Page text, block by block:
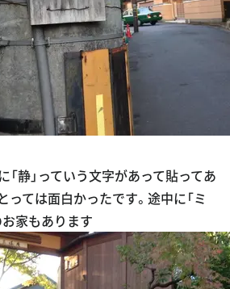
静」っていう文字があって貼ってあ
っては面白かったです。途中に「ミ
お家もあります